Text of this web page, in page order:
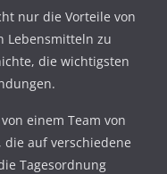
nur die Vorteile von
Lebensmitteln zu
die wichtigsten
einem Team von
auf verschiedene
Tagesordnung